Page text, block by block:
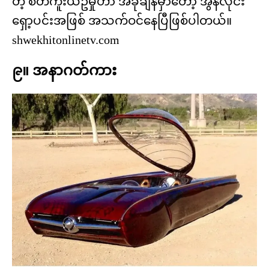
ရှော့ပင်းအဖြစ် အသက်ဝင်နေပြီဖြစ်ပါတယ်။
shwekhitonlinetv.com
၉။ အနာဂတ်ကား